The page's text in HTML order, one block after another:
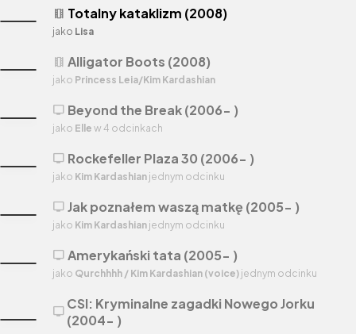
theaters Totalny kataklizm (2008)
jako Lisa
theaters Alligator Boots (2008)
jako Princess Leia/Kim Kardashian
tv Jak poznałem waszą matkę (2005- )
jako Kim Kardashian jednym odcinku
tv CSI: Kryminalne zagadki Nowego Jorku
(2004- )
tv Beyond the Break (2006- )
jako Elle w 4 odcinkach
tv Rockefeller Plaza 30 (2006- )
jako Kim Kardashian jednym odcinku
tv Amerykański tata (2005- )
jako Qurchhhh / Kim Kardashian (voice) jednym odcinku